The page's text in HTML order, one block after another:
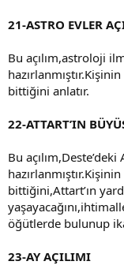
21-ASTRO EVLER
Bu açılım,astroloji
bittiğini anlatır.
22-ATTART’IN
Bu
bittiğini,Attart’ın
öğütlerde bulunup
23-AY AÇILIMI